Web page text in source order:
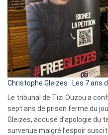
Christophe Gleizes : Les 7 ans
Le tribunal de Tizi Ouzou a
sept ans de prison ferme du
Gleizes, accusé d’apologie du
survenue malgré l’espoir